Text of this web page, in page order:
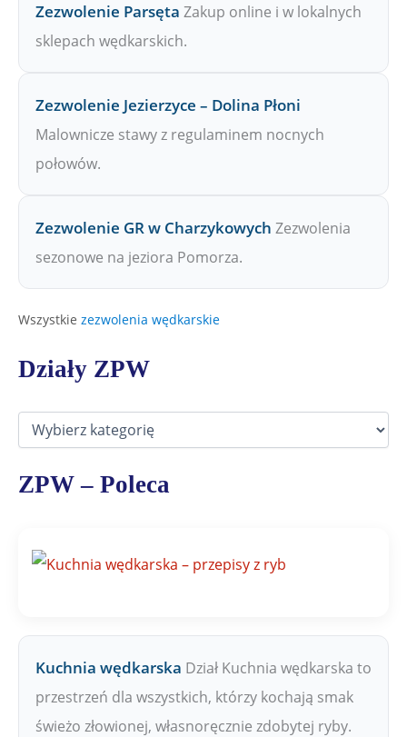
Zezwolenie Parsęta Zakup online i w lokalnych
sklepach wędkarskich.
Zezwolenie Jezierzyce – Dolina Płoni
Malownicze stawy z regulaminem nocnych
połowów.
Zezwolenie GR w Charzykowych Zezwolenia
sezonowe na jeziora Pomorza.
Wszystkie zezwolenia wędkarskie
Działy ZPW
D
a
łZPW – Poleca
Kuchnia wędkarska Dział Kuchnia wędkarska to
przestrzeń dla wszystkich, którzy kochają smak
świeżo złowionej, własnoręcznie zdobytej ryby.